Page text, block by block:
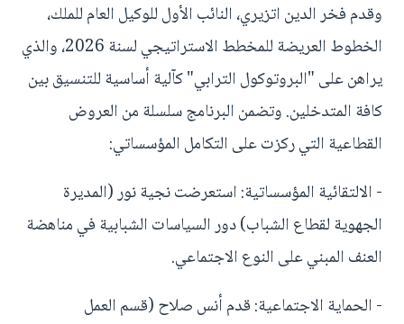
وقدم فخر الدين اتزيري، النائب الأول للوكيل العام للملك،
الخطوط العريضة للمخطط الاستراتيجي لسنة 2026، والذي
يراهن على "البروتوكول الترابي" كآلية أساسية للتنسيق بين
كافة المتدخلين. وتضمن البرنامج سلسلة من العروض
القطاعية التي ركزت على التكامل المؤسساتي:
- الالتقائية المؤسساتية: استعرضت نجية نور (المديرة
الجهوية لقطاع الشباب) دور السياسات الشبابية في مناهضة
العنف المبني على النوع الاجتماعي.
- الحماية الاجتماعية: قدم أنس صلاح (قسم العمل